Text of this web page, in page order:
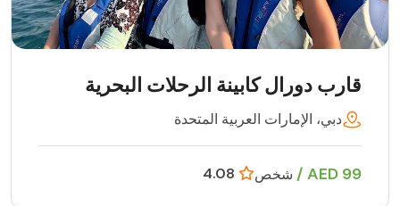
قارب دورال كابينة الرحلات البحرية
دبي، الإمارات العربية المتحدة
99 AED / شخص